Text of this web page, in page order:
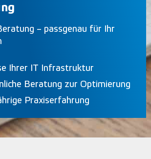
– passgenau für Ihr
Ihrer IT Infrastruktur
Beratung zur Optimierung
Praxiserfahrung